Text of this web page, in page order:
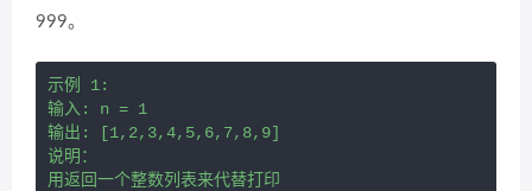
999。
示例 1:
输入: n = 1
输出: [1,2,3,4,5,6,7,8,9]
说明：
用返回一个整数列表来代替打印